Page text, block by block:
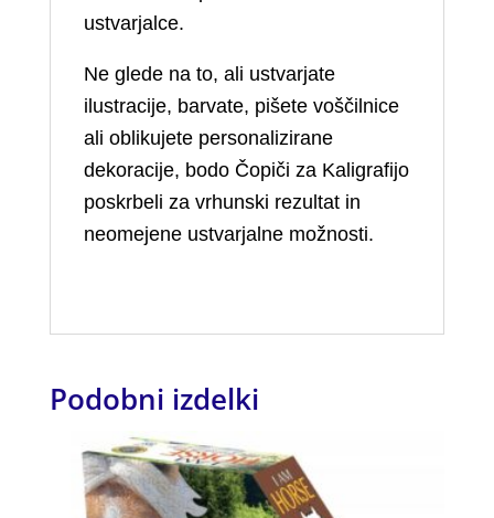
ustvarjalce.
Ne glede na to, ali ustvarjate
ilustracije, barvate, pišete voščilnice
ali oblikujete personalizirane
dekoracije, bodo Čopiči za Kaligrafijo
poskrbeli za vrhunski rezultat in
neomejene ustvarjalne možnosti.
Podobni izdelki